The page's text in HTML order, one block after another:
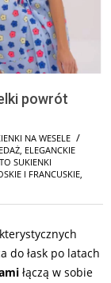
powrót
NA WESELE
ELEGANCKIE
SUKIENKI
I FRANCUSKIE
do łask po latach
łączą w sobie